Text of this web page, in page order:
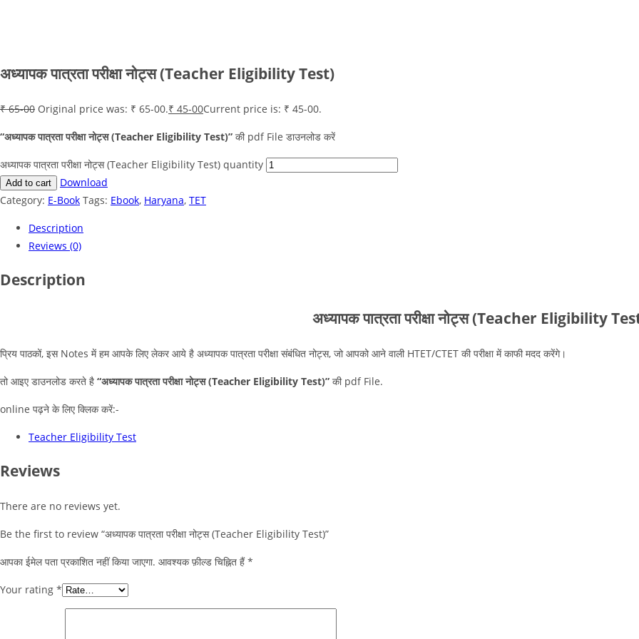
अध्यापक पात्रता परीक्षा नोट्स (Teacher Eligibility Test)
₹65-00 Original price was: ₹ 65-00.₹ 45-00Current price is: ₹ 45-00.
“अध्यापक पात्रता परीक्षा नोट्स (Teacher Eligibility Test)” की pdf File डाउनलोड करें
अध्यापक पात्रता परीक्षा नोट्स (Teacher Eligibility Test) quantity
Add to cart
Download
Category: E-Book Tags: Ebook, Haryana, TET
Description
Reviews (0)
Description
अध्यापक पात्रता परीक्षा नोट्स (Teacher Eligibility
प्रिय पाठकों, इस Notes में हम आपके लिए लेकर आये है अध्यापक पात्रता परीक्षा संबंधित नोट्स, जो आपको आने वाली HTET/CTET की परीक्षा में काफी मदद करेंगे।
तो आइए डाउनलोड करते है “अध्यापक पात्रता परीक्षा नोट्स (Teacher Eligibility Test)” की pdf File.
online पढ़ने के लिए क्लिक करें:-
Teacher Eligibility Test
Reviews
There are no reviews yet.
Be the first to review “अध्यापक पात्रता परीक्षा नोट्स (Teacher Eligibility Test)”
आपका ईमेल पता प्रकाशित नहीं किया जाएगा. आवश्यक फ़ील्ड चिह्नित हैं*
Your rating *